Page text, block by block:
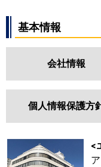
基本情報
会社情報
個人情報保護方
<